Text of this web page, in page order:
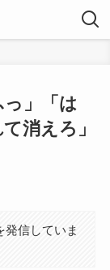
」「は
消えろ」
発信していま